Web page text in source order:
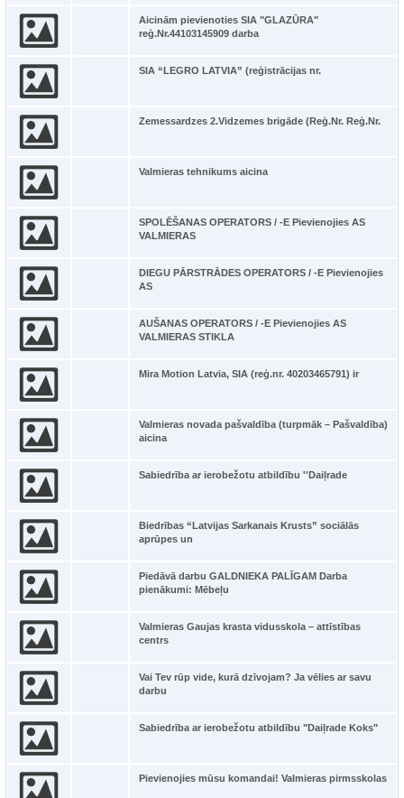
Aicinām pievienoties SIA "GLAZŪRA"
reģ.Nr.44103145909 darba
SIA “LEGRO LATVIA” (reģistrācijas nr.
Zemessardzes 2.Vidzemes brigāde (Reģ.Nr. Reģ.Nr.
Valmieras tehnikums aicina
SPOLĒŠANAS OPERATORS / -E Pievienojies AS
VALMIERAS
DIEGU PĀRSTRĀDES OPERATORS / -E Pievienojies
AS
AUŠANAS OPERATORS / -E Pievienojies AS
VALMIERAS STIKLA
Mira Motion Latvia, SIA (reģ.nr. 40203465791) ir
Valmieras novada pašvaldība (turpmāk – Pašvaldība)
aicina
Sabiedrība ar ierobežotu atbildību ''Daiļrade
Biedrības “Latvijas Sarkanais Krusts” sociālās
aprūpes un
Piedāvā darbu GALDNIEKA PALĪGAM Darba
pienākumi: Mēbeļu
Valmieras Gaujas krasta vidusskola – attīstības
centrs
Vai Tev rūp vide, kurā dzīvojam? Ja vēlies ar savu
darbu
Sabiedrība ar ierobežotu atbildību "Daiļrade Koks"
Pievienojies mūsu komandai! Valmieras pirmsskolas